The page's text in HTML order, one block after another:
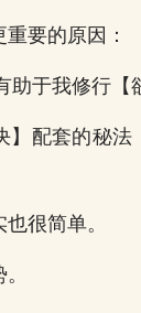
要的原因：
助于我修行【
】配套的秘
很简单。